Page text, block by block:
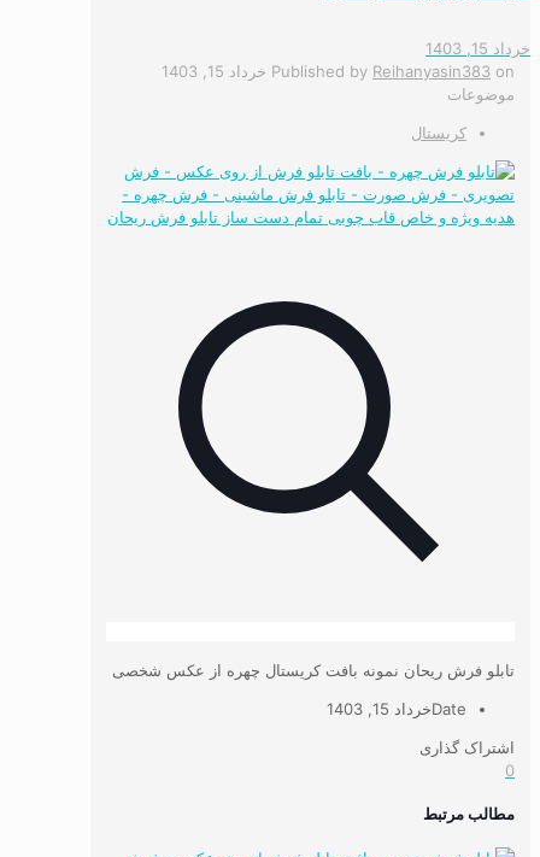
خرداد 15, 1403
Published by Reihanyasin383 on
خرداد 15, 1403
موضوعات
کریستال
تابلو فرش ریحان نمونه بافت کریستال چهره از عکس شخصی
Dateخرداد 15, 1403
اشتراک گذاری
0
مطالب مرتبط